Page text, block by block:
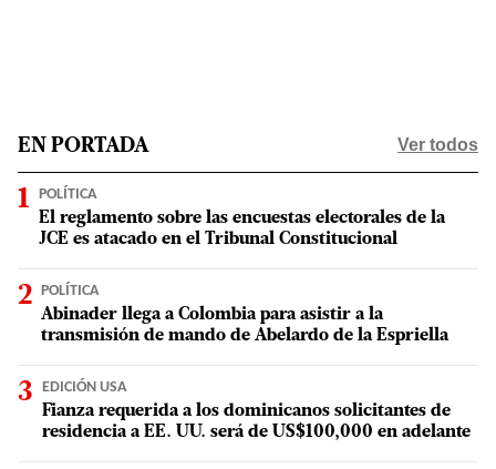
EN PORTADA Ver todos
POLÍTICA
El reglamento sobre las encuestas electorales de la
JCE es atacado en el Tribunal Constitucional
POLÍTICA
Abinader llega a Colombia para asistir a la
transmisión de mando de Abelardo de la Espriella
EDICIÓN USA
Fianza requerida a los dominicanos solicitantes de
residencia a EE. UU. será de US$100,000 en adelante